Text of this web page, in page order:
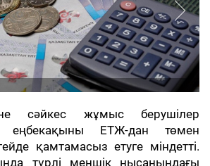
сәйкес жұмыс берушілер
еңбекақыны ЕТЖ-дан төмен
қамтамасыз етуге міндетті.
түрлі меншік нысанындағы